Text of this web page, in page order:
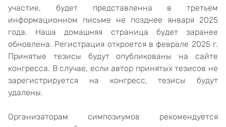
участие, будет представленна в третьем
информационном письме не позднее января 2025
года. Наша домашняя страница будет заранее
обновлена. Регистрация откроется в феврале 2025 г.
Принятые тезисы будут опубликованы на сайте
конгресса. В случае, если автор принятых тезисов не
зарегистрируется на конгресс, тезисы будут
удалены.
Организаторам симпозиумов рекомендуется